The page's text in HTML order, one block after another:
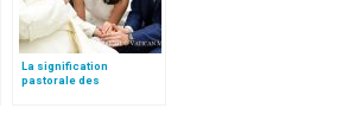
La signification
pastorale des